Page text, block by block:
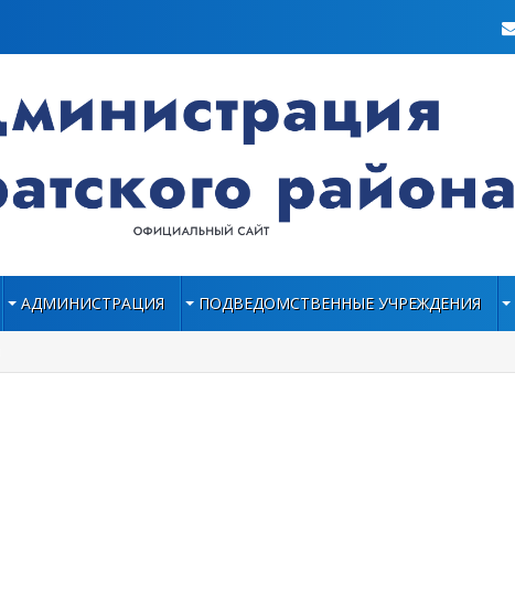
АДМИНИСТРАЦИЯ ПОДВЕДОМСТВЕННЫЕ УЧРЕЖДЕНИЯ